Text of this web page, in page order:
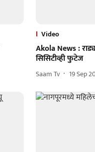
Video
Akola News :
सिसिटीव्ही फुटेज
Saam Tv 19 Sep